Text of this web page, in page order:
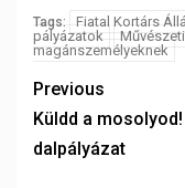
Tags: Fiatal Kortárs
pályázatok
magánszemélyeknek
Previous
Küldd a mosolyod!
dalpályázat